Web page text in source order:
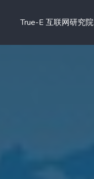
True-E 互联网研究院